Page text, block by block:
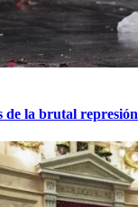
de la brutal represión